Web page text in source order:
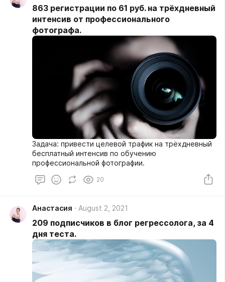
863 регистрации по 61 руб. на трёхдневный
интенсив от профессионального
фотографа.
Задача: привести целевой трафик на трёхдневный
бесплатный интенсив по обучению
профессиональной фотографии.
20
Анастасия August 2, 2021
209 подписчиков в блог регрессолога, за 4
дня теста.